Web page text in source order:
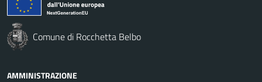
Comune di Rocchetta Belbo
AMMINISTRAZIONE